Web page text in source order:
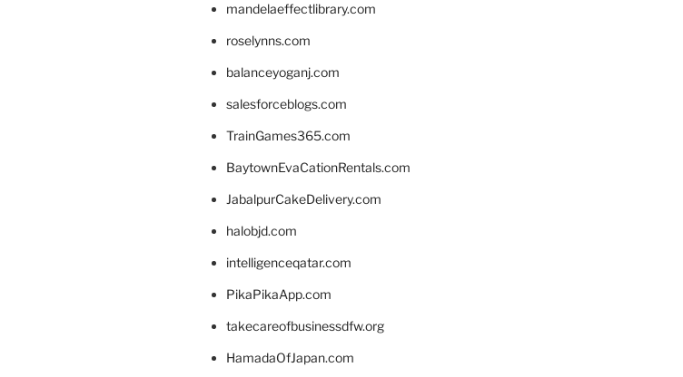
mandelaeffectlibrary.com
roselynns.com
balanceyoganj.com
salesforceblogs.com
TrainGames365.com
BaytownEvaCationRentals.com
JabalpurCakeDelivery.com
halobjd.com
intelligenceqatar.com
PikaPikaApp.com
takecareofbusinessdfw.org
HamadaOfJapan.com